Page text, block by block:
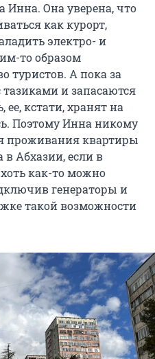
Инна. Она уверена, что
как курорт,
электро- и
то образом
туристов. А пока за
и запасаются
кстати, хранят на
Поэтому Инна никому
проживания квартиры
Абхазии, если в
как-то можно
генераторы и
такой возможности